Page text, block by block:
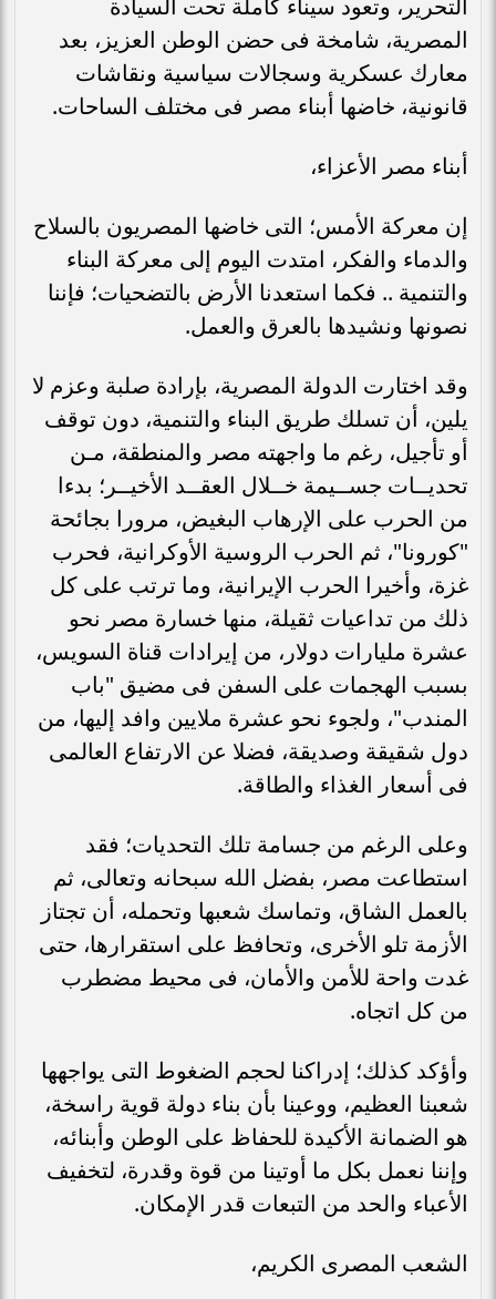
المصرية، شامخة فى حضن الوطن العزيز، بعد
معارك عسكرية وسجالات سياسية ونقاشات
قانونية، خاضها أبناء مصر فى مختلف الساحات.
أبناء مصر الأعزاء،
إن معركة الأمس؛ التى خاضها المصريون بالسلاح
والدماء والفكر، امتدت اليوم إلى معركة البناء
والتنمية .. فكما استعدنا الأرض بالتضحيات؛ فإننا
نصونها ونشيدها بالعرق والعمل.
وقد اختارت الدولة المصرية، بإرادة صلبة وعزم لا
يلين، أن تسلك طريق البناء والتنمية، دون توقف
أو تأجيل، رغم ما واجهته مصر والمنطقة، مـن
تحديــات جســيمة خــلال العقــد الأخيــر؛ بدءا
من الحرب على الإرهاب البغيض، مرورا بجائحة
"كورونا"، ثم الحرب الروسية الأوكرانية، فحرب
غزة، وأخيرا الحرب الإيرانية، وما ترتب على كل
ذلك من تداعيات ثقيلة، منها خسارة مصر نحو
عشرة مليارات دولار، من إيرادات قناة السويس،
بسبب الهجمات على السفن فى مضيق "باب
المندب"، ولجوء نحو عشرة ملايين وافد إليها، من
دول شقيقة وصديقة، فضلا عن الارتفاع العالمى
فى أسعار الغذاء والطاقة.
وعلى الرغم من جسامة تلك التحديات؛ فقد
استطاعت مصر، بفضل الله سبحانه وتعالى، ثم
بالعمل الشاق، وتماسك شعبها وتحمله، أن تجتاز
الأزمة تلو الأخرى، وتحافظ على استقرارها، حتى
غدت واحة للأمن والأمان، فى محيط مضطرب
من كل اتجاه.
وأؤكد كذلك؛ إدراكنا لحجم الضغوط التى يواجهها
شعبنا العظيم، ووعينا بأن بناء دولة قوية راسخة،
هو الضمانة الأكيدة للحفاظ على الوطن وأبنائه،
وإننا نعمل بكل ما أوتينا من قوة وقدرة، لتخفيف
الأعباء والحد من التبعات قدر الإمكان.
الشعب المصرى الكريم،